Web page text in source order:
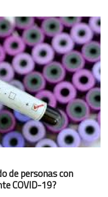
de personas con
COVID-19?